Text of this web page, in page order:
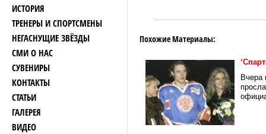
ИСТОРИЯ
ТРЕНЕРЫ И СПОРТСМЕНЫ
НЕГАСНУЩИЕ ЗВЁЗДЫ
СМИ О НАС
СУВЕНИРЫ
КОНТАКТЫ
СТАТЬИ
ГАЛЕРЕЯ
ВИДЕО
Похожие Материалы:
Вчера